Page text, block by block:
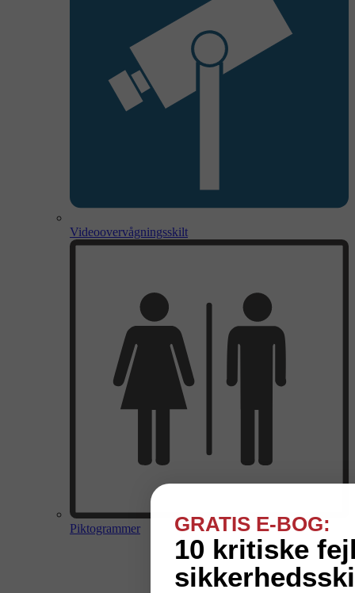
Videoovervågningsskilt
Piktogrammer GRATIS E-BOG:
10 kritiske